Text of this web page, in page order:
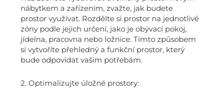
nábytkem a zařízením, zvažte, jak budete
prostor využívat. Rozdělte si prostor na jednotlivé
zóny podle jejich určení, jako je obývací pokoj,
jídelna, pracovna nebo ložnice. Tímto způsobem
si vytvoříte přehledný a funkční prostor, který
bude odpovídat vašim potřebám.
2. Optimalizujte úložné prostory: